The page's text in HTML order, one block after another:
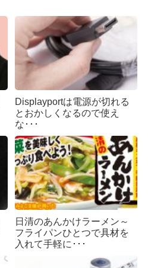
Displayportは電源が切れる
とおかしくなるので使え
な･･･
日清のあんかけラーメン～
フライパンひとつで具材を
入れて手軽に･･･